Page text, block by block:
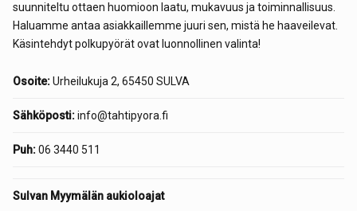
suunniteltu ottaen huomioon laatu, mukavuus ja toiminnallisuus.
Haluamme antaa asiakkaillemme juuri sen, mistä he haaveilevat.
Käsintehdyt polkupyörät ovat luonnollinen valinta!
Osoite:Urheilukuja 2, 65450 SULVA
Sähköposti:info@tahtipyora.fi
Puh:06 3440 511
Sulvan Myymälän aukioloajat